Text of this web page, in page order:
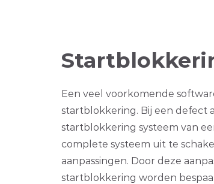
Een veel voorkomende
startblokkering. Bij een defect
startblokkering systeem van
complete systeem uit te
aanpassingen. Door deze
startblokkering worden